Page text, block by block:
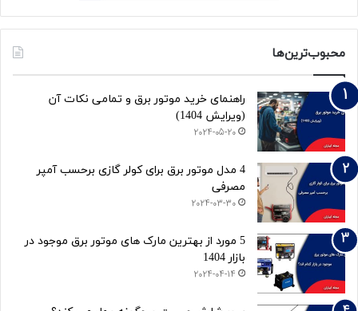
محبوب‌ترین‌ها
راهنمای خرید موتور برق و تمامی نکات آن
(ویرایش 1404)
2024-05-20
4 مدل موتور برق برای کولر گازی برحسب آمپر
مصرفی
2024-03-30
5 مورد از بهترین مارک های موتور برق موجود در
بازار 1404
2024-04-14